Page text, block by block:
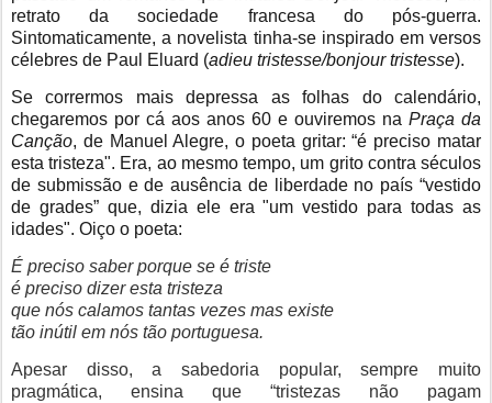
retrato da sociedade francesa do pós-guerra.
Sintomaticamente, a novelista tinha-se inspirado em versos
célebres de Paul Eluard (adieu tristesse/bonjour tristesse).
Se corrermos mais depressa as folhas do calendário,
chegaremos por cá aos anos 60 e ouviremos na Praça da
Canção, de Manuel Alegre, o poeta gritar: “é preciso matar
esta tristeza". Era, ao mesmo tempo, um grito contra séculos
de submissão e de ausência de liberdade no país “vestido
de grades” que, dizia ele era "um vestido para todas as
idades". Oiço o poeta:
É preciso saber porque se é triste
é preciso dizer esta tristeza
que nós calamos tantas vezes mas existe
tão inútil em nós tão portuguesa.
Apesar disso, a sabedoria popular, sempre muito
pragmática, ensina que “tristezas não pagam